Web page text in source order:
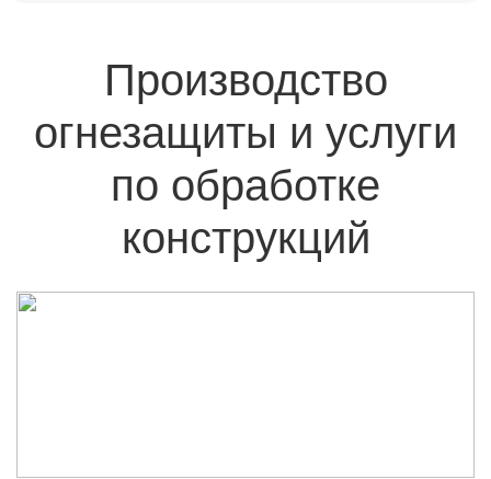
Производство
огнезащиты и услуги
по обработке
конструкций